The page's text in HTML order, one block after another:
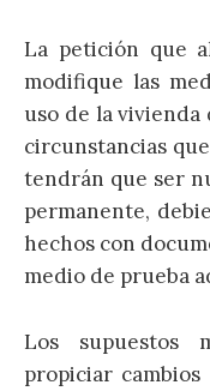
La petición que
modifique las
uso de la vivienda
circunstancias
tendrán que ser
permanente,
hechos con
medio de prueba
Los supuestos
propiciar